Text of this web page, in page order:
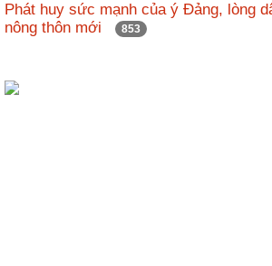
Phát huy sức mạnh của ý Đảng, lòng
nông thôn mới
853